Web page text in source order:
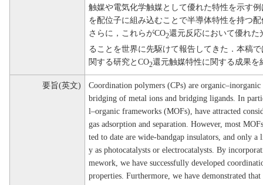
触媒や電気化学触媒として優れた特性を示す
を配位子に組み込むことで半導体特性を持つ
さらに，これらがCO2還元反応において優れ
ることを世界に先駆けて報告してきた．本稿
関する研究とCO2還元触媒特性に関する成果を
要旨(英文)
Coordination polymers (CPs) are
bridging of metal ions and bridging ligands. In
l–organic frameworks (MOFs), have attracted
gas adsorption and separation. However, most
ted to date are wide-bandgap insulators, and only
y as photocatalysts or electrocatalysts. By
mework, we have successfully developed
properties. Furthermore, we have demonstrated